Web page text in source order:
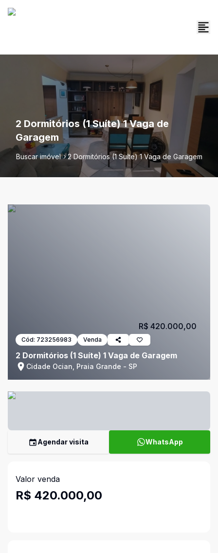
2 Dormitórios (1 Suíte) 1 Vaga de
Garagem
Buscar imóvel 2 Dormitórios (1 Suíte) 1 Vaga de Garagem
Cód: 723256983 Venda
2 Dormitórios (1 Suíte) 1 Vaga de Garagem
Cidade Ocian, Praia Grande - SP
R$ 420.000,00
Agendar visita WhatsApp
Valor venda
R$ 420.000,00